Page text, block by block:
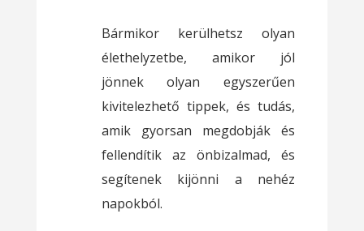
Bármikor kerülhetsz olyan
élethelyzetbe, amikor jól
jönnek olyan egyszerűen
kivitelezhető tippek, és tudás,
amik gyorsan megdobják és
fellendítik az önbizalmad, és
segítenek kijönni a nehéz
napokból.